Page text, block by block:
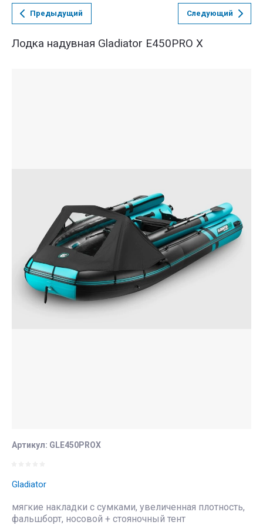
Предыдущий Следующий
Лодка надувная Gladiator E450PRO X
Артикул: GLE450PROX
Gladiator
мягкие накладки с сумками, увеличенная плотность,
фальшборт, носовой + стояночный тент